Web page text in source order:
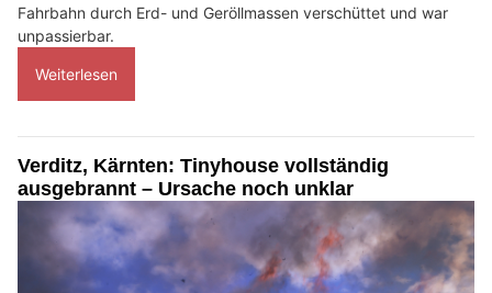
Fahrbahn durch Erd- und Geröllmassen verschüttet und war
unpassierbar.
Weiterlesen
Verditz, Kärnten: Tinyhouse vollständig
ausgebrannt – Ursache noch unklar